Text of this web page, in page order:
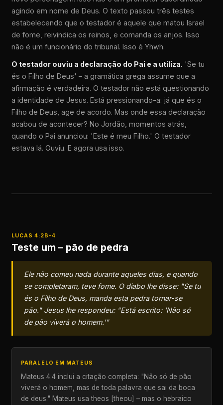
agindo em nome de Deus. O texto passou três testes
estabelecendo que o testador é aquele que matou Israel
de fome, reivindica os reinos, e comanda os anjos. Isso
não é um funcionário do tribunal. Isso é Yhwh.
O testador ouviu a declaração do Pai e a utiliza. 'Se tu
és o Filho de Deus' – a gramática grega assume que a
afirmação é verdadeira. O testador não está questionando
a identidade de Jesus. Está pressionando-a: já que és o
Filho de Deus, age de acordo. Mas onde essa declaração
acabou de acontecer? No Jordão, momentos atrás,
quando o Pai anunciou: 'Este é meu Filho.' O testador
estava lá. Ouviu. E agora usa isso.
LUCAS 4:2B–4
Teste um – pão de pedra
Ele não comeu nada durante aqueles dias, e quando
se completaram, teve fome. O diabo lhe disse: "Se tu
és o Filho de Deus, manda esta pedra tornar-se
pão." Jesus lhe respondeu: "Está escrito: 'Não só
de pão viverá o homem.'"
PARALELO EM MATEUS
Mateus 4:4 inclui a citação completa: "Não só de pão
viverá o homem, mas de toda palavra que sai da boca
de deus." Mateus usa theos [theou] – mas o hebraico